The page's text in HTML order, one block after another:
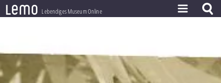
lemo Lebendiges Museum Online
ZEITZEUGEN